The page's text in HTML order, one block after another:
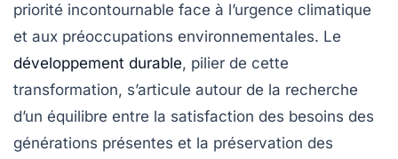
priorité incontournable face à l’urgence climatique
et aux préoccupations environnementales. Le
développement durable, pilier de cette
transformation, s’articule autour de la recherche
d’un équilibre entre la satisfaction des besoins des
générations présentes et la préservation des